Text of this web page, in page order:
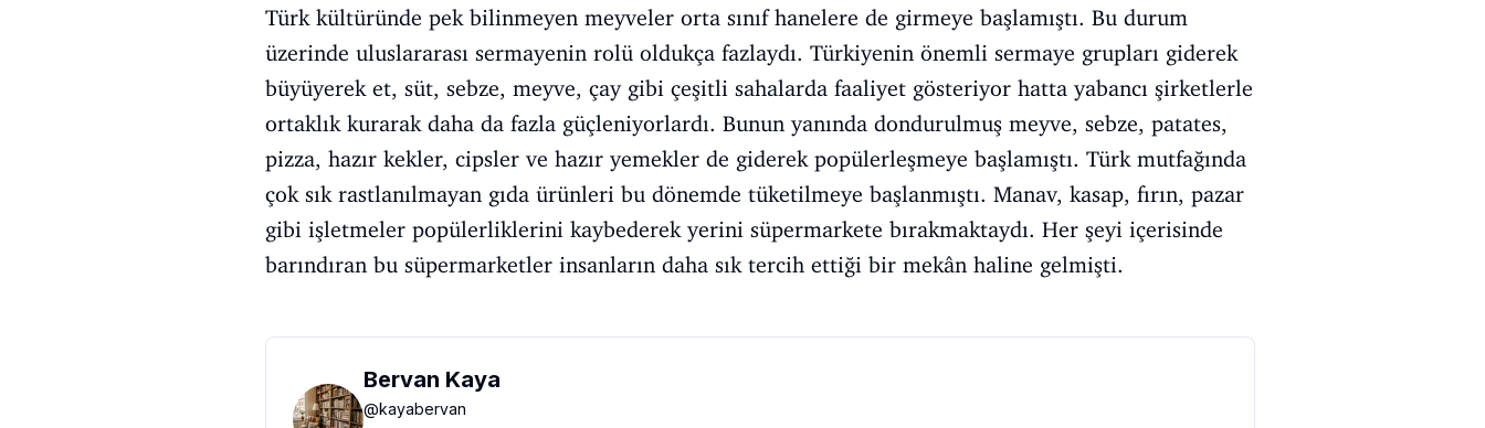
Türk kültüründe pek bilinmeyen meyveler orta sınıf hanelere de girmeye başlamıştı. Bu durum
üzerinde uluslararası sermayenin rolü oldukça fazlaydı. Türkiyenin önemli sermaye grupları giderek
büyüyerek et, süt, sebze, meyve, çay gibi çeşitli sahalarda faaliyet gösteriyor hatta yabancı şirketlerle
ortaklık kurarak daha da fazla güçleniyorlardı. Bunun yanında dondurulmuş meyve, sebze, patates,
pizza, hazır kekler, cipsler ve hazır yemekler de giderek popülerleşmeye başlamıştı. Türk mutfağında
çok sık rastlanılmayan gıda ürünleri bu dönemde tüketilmeye başlanmıştı. Manav, kasap, fırın, pazar
gibi işletmeler popülerliklerini kaybederek yerini süpermarkete bırakmaktaydı. Her şeyi içerisinde
barındıran bu süpermarketler insanların daha sık tercih ettiği bir mekân haline gelmişti.
Bervan Kaya
@kayabervan